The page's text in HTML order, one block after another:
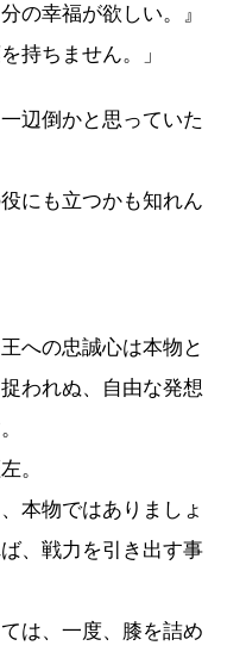
の幸福が欲しい。』
持ちません。」
辺倒かと思っていた
にも立つかも知れん
への忠誠心は本物と
われぬ、自由な発想
。
本物ではありましょ
、戦力を引き出す事
は、一度、膝を詰め